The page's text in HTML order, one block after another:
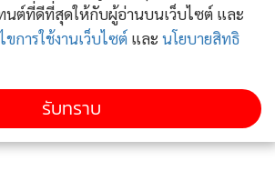
ต์ที่ดีที่สุดให้กับผู้อ่านบนเว็บไซต์ และ
ขการใช้งานเว็บไซต์ และ นโยบายสิทธิ
รับทราบ